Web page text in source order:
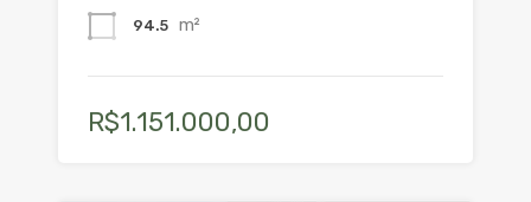
94.5 m²
R$1.151.000,00